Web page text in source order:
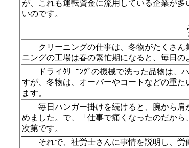
が、これも運転資金に流用している企業が
いのです。
クリーニングの仕事は、冬物がたくさん
ニングの工場は春の繁忙期になると、毎日の
ドライｸﾘｰﾆﾝｸﾞの機械で洗った品物は、ハ
すが、冬物は、オーバーやコートなどの重
ます。
毎日ハンガー掛けを続けると、腕から肩
めました。で、「仕事で痛くなったのだか
次第です。
それで、社労士さんに事情を説明し、労